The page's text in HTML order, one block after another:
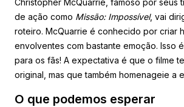
Christopher McQuarrie, famoso por seus
de ação como Missão: Impossível, vai
roteiro. McQuarrie é conhecido por criar
envolventes com bastante emoção. Isso
para os fãs! A expectativa é que o filme
original, mas que também homenageie a
O que podemos esperar